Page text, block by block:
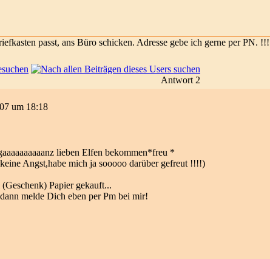
passt, ans Büro schicken. Adresse gebe ich gerne per PN. !!!
Antwort 2
um 18:18
lieben Elfen bekommen*freu *
Angst,habe mich ja sooooo darüber gefreut !!!!)
Papier gekauft...
melde Dich eben per Pm bei mir!